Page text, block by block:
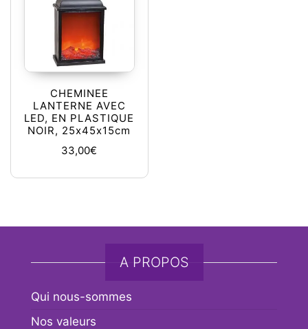
CHEMINEE
LANTERNE AVEC
LED, EN PLASTIQUE
NOIR, 25x45x15cm
33,00€
A PROPOS
Qui nous-sommes
Nos valeurs